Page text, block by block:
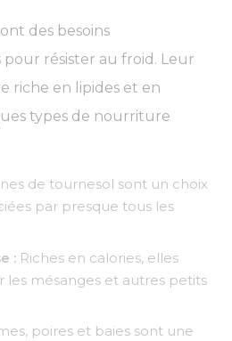
des besoins
résister au froid. Leur
riche en lipides et en
types de nourriture
de tournesol sont un choix
par presque tous les
: Riches en calories, elles
les mésanges et autres petits
poires et baies sont une